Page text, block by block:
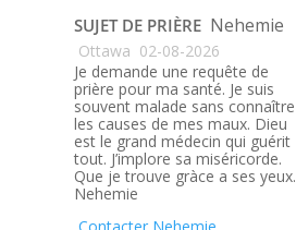
SUJET DE PRIÈRE Nehemie
Ottawa 02-08-2026
Je demande une requête de
prière pour ma santé. Je suis
souvent malade sans connaître
les causes de mes maux. Dieu
est le grand médecin qui guérit
tout. J’implore sa miséricorde.
Que je trouve gràce a ses yeux.
Nehemie